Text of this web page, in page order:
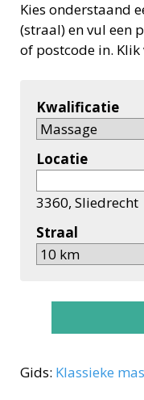
Kies onderstaand
(straal) en vul een
of postcode in. Klik
Kwalificatie
Locatie
3360, Sliedrecht
Straal
Gids: Klassieke